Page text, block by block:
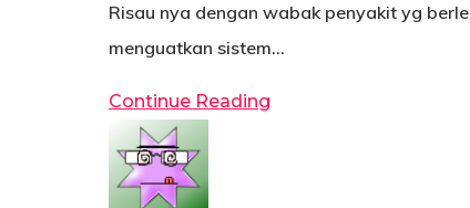
Risau nya dengan wabak penyakit yg
menguatkan sistem…
Continue Reading